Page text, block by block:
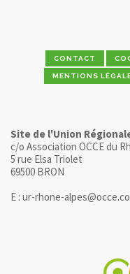
CONTACT
MENTIONS
Site de l'Union
c/o Association OCCE du
5 rue Elsa Triolet
69500 BRON
E : ur-rhone-